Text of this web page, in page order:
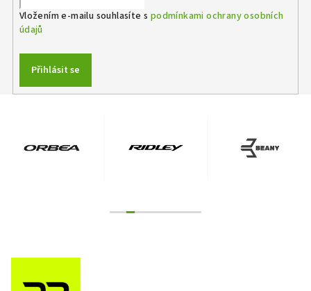
Vložením e-mailu souhlasíte s podmínkami ochrany osobních
údajů
Přihlásit se